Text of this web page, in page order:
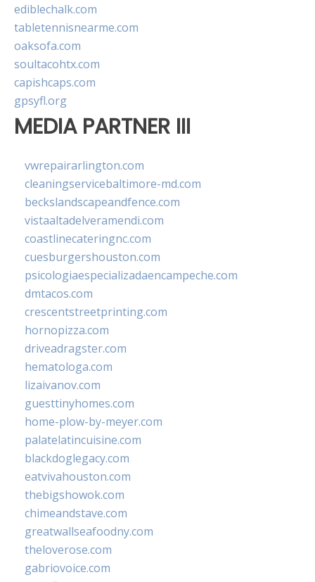
ediblechalk.com
tabletennisnearme.com
oaksofa.com
soultacohtx.com
capishcaps.com
gpsyfl.org
MEDIA PARTNER III
vwrepairarlington.com
cleaningservicebaltimore-md.com
beckslandscapeandfence.com
vistaaltadelveramendi.com
coastlinecateringnc.com
cuesburgershouston.com
psicologiaespecializadaencampeche.com
dmtacos.com
crescentstreetprinting.com
hornopizza.com
driveadragster.com
hematologa.com
lizaivanov.com
guesttinyhomes.com
home-plow-by-meyer.com
palatelatincuisine.com
blackdoglegacy.com
eatvivahouston.com
thebigshowok.com
chimeandstave.com
greatwallseafoodny.com
theloverose.com
gabriovoice.com